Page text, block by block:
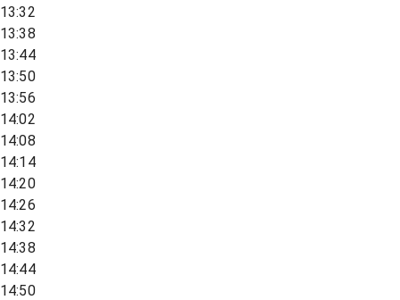
13:32
13:38
13:44
13:50
13:56
14:02
14:08
14:14
14:20
14:26
14:32
14:38
14:44
14:50